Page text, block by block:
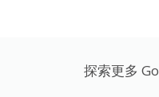
探索更多